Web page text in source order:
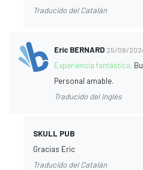
Traducido del Catalán
Eric BERNARD 25/08/
Experiencia fantástica:
Personal amable.
Traducido del Inglés
SKULL PUB
Gracias Eric
Traducido del Catalán